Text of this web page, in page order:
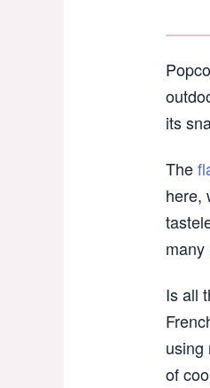
its
The
here,
many
Is all
using
of